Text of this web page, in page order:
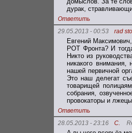
дурак,
Ответить
29.05.2013 - 00:53
rad
Евгений
РОТ Фронта? И
Никто из
никакого
нашей первичной
Это наш делегат
товарищей
собрания,
провокаторы и
Ответить
28.05.2013 - 23:16
С.